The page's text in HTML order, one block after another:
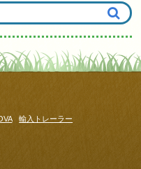
輸入トレーラー